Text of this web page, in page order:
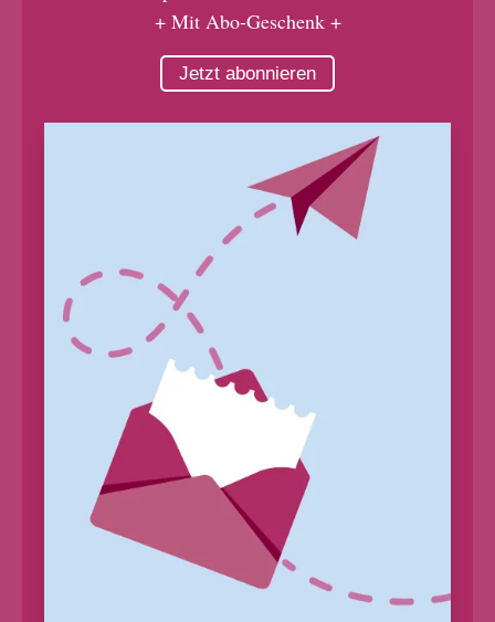
+ Mit Abo-Geschenk +
Jetzt abonnieren